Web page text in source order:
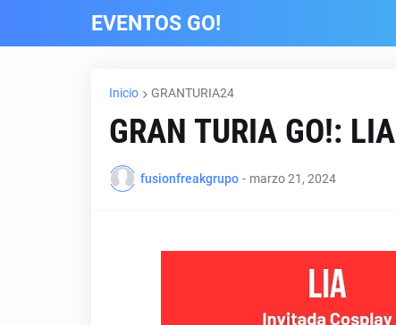
EVENTOS GO!
Inicio GRANTURIA24
GRAN TURIA GO!: LIA
fusionfreakgrupo - marzo 21, 2024